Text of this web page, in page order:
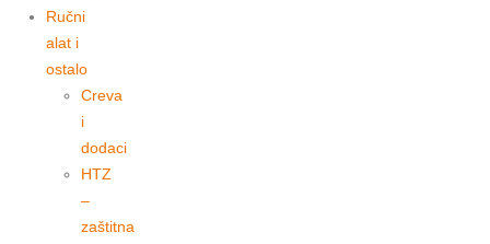
Ručni
alat i
ostalo
Creva
i
dodaci
HTZ
–
zaštitna